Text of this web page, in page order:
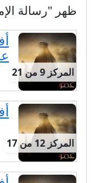
ظهر "رسالة
المركز 9 من 21
المركز 12 من 17